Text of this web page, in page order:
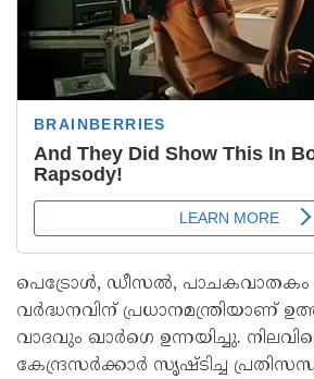
പെട്രോൾ, ഡീസൽ, പാചകവാതകം
വർദ്ധനവിന് പ്രധാനമന്ത്രിയാണ്
വാദവും ഖാർ​ഗെ ഉന്നയിച്ചു.
കേന്ദ്രസർക്കാർ സൃഷ്ടിച്ച